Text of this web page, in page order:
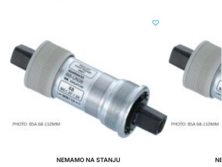
NEMAMO NA STANJU